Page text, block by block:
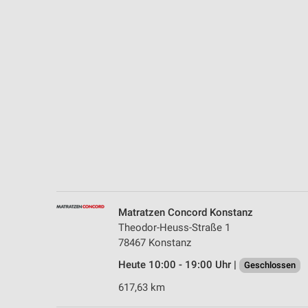
Matratzen Concord Konstanz
Theodor-Heuss-Straße 1
78467 Konstanz
Heute 10:00 - 19:00 Uhr |
Geschlossen
617,63 km